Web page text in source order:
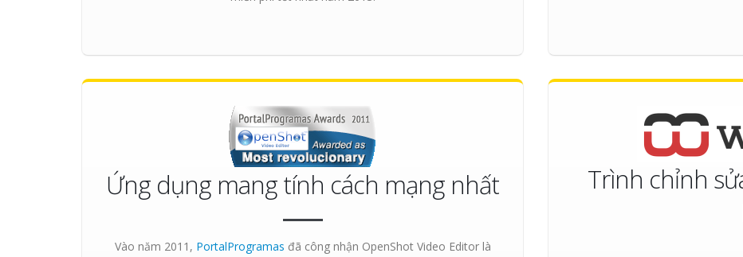
Ứng dụng mang tính cách mạng nhất
Vào năm 2011, PortalProgramas đã công nhận OpenShot Video Editor là
Trình chỉnh